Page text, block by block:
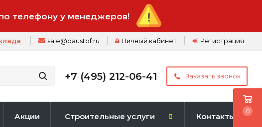
телефону у менеджеров!
Регистрация
Личный кабинет
sale@baustof.ru
+7 (495) 212-06-41 Заказать звонок
Акции Строительные услуги Контакты
0